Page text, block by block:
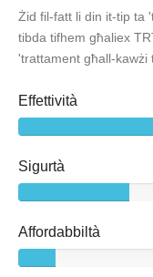
Żid fil-fatt li din it-tip ta
tibda tifhem għaliex
'trattament għall-kawżi
Effettività
Sigurtà
Affordabbiltà